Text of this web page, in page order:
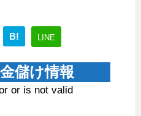
B! LINE
儲け情報
or is not valid